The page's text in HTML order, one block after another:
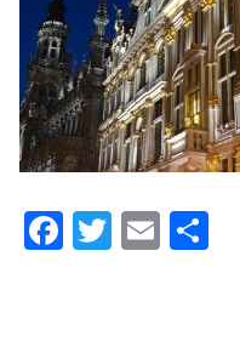
F
T
E